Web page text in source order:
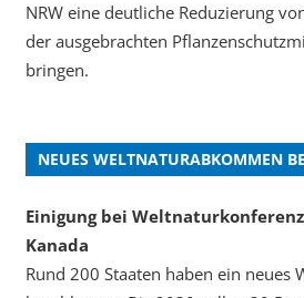
NRW eine deutliche Reduzierung
der ausgebrachten
bringen.
NEUES WELTNATURABKOMMEN
Einigung bei
Kanada
Rund 200 Staaten haben ein neues